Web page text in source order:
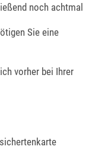
noch achtmal
Sie eine
vorher bei Ihrer